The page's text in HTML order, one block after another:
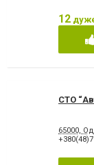
12
СТО
65000,